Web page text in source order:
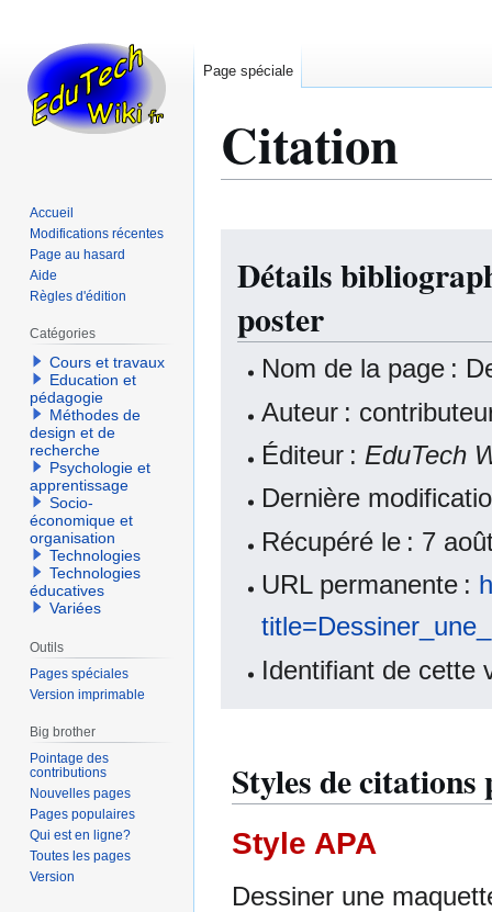
Citation
navigation
recherche
Détails
poster
Nom de la page :
Auteur :
Éditeur : EduTech
Dernière
Récupéré le : 7
URL permanente :
Identifiant de cette
Styles de
Style APA
Dessiner une
Page spéciale
Accueil
Modifications récentes
Page au hasard
Aide
Règles d'édition
Catégories
Cours et travaux
Education et
pédagogie
Méthodes de
design et de
recherche
Psychologie et
apprentissage
Socio-
économique et
organisation
Technologies
Technologies
éducatives
Variées
Outils
Pages spéciales
Version imprimable
Big brother
Pointage des
contributions
Nouvelles pages
Pages populaires
Qui est en ligne?
Toutes les pages
Version